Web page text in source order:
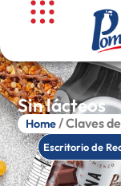
Sin lácteos
Home / Claves
Escritorio de